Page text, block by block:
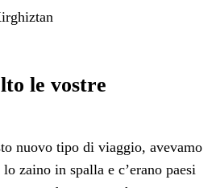
le vostre
nuovo tipo di viaggio, avevamo
zaino in spalla e c’erano paesi